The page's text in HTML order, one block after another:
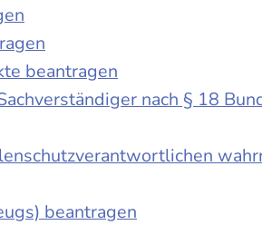
beantragen
nach § 18
beantragen